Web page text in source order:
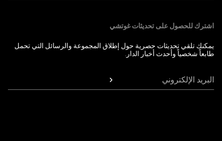
اشترك للحصول على تحديثات غوتشي
يمكنك تلقي تحديثات حصرية حول إطلاق المجموعة والرسائل التي تحمل
طابعاً شخصياً وأحدث أخبار الدار.
البريد الإلكتروني